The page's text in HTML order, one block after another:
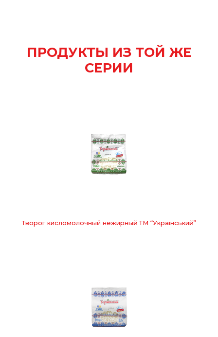
ПРОДУКТЫ ИЗ ТОЙ ЖЕ
СЕРИИ
Творог кисломолочный нежирный ТМ “Український”